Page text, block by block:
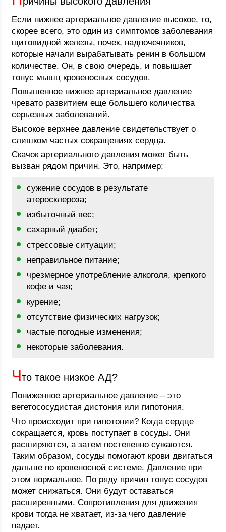
Если нижнее артериальное давление высокое, то,
скорее всего, это один из симптомов заболевания
щитовидной железы, почек, надпочечников,
которые начали вырабатывать ренин в большом
количестве. Он, в свою очередь, и повышает
тонус мышц кровеносных сосудов.
Повышенное нижнее артериальное давление
чревато развитием еще большего количества
серьезных заболеваний.
Высокое верхнее давление свидетельствует о
слишком частых сокращениях сердца.
Скачок артериального давления может быть
вызван рядом причин. Это, например:
сужение сосудов в результате
атеросклероза;
избыточный вес;
сахарный диабет;
стрессовые ситуации;
неправильное питание;
чрезмерное употребление алкоголя, крепкого
кофе и чая;
курение;
отсутствие физических нагрузок;
частые погодные изменения;
некоторые заболевания.
Что такое низкое АД?
Пониженное артериальное давление – это
вегетососудистая дистония или гипотония.
Что происходит при гипотонии? Когда сердце
сокращается, кровь поступает в сосуды. Они
расширяются, а затем постепенно сужаются.
Таким образом, сосуды помогают крови двигаться
дальше по кровеносной системе. Давление при
этом нормальное. По ряду причин тонус сосудов
может снижаться. Они будут оставаться
расширенными. Сопротивления для движения
крови тогда не хватает, из-за чего давление
падает.